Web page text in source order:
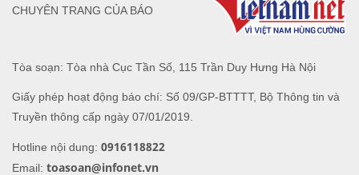
Tòa soạn: Tòa nhà Cục Tần Số, 115 Trần Duy Hưng Hà Nội
Giấy phép hoạt động báo chí: Số 09/GP-BTTTT, Bộ Thông tin và
Truyền thông cấp ngày 07/01/2019.
Hotline nội dung: 0916118822
Email: toasoan@infonet.vn
CHUYÊN TRANG CỦA BÁO